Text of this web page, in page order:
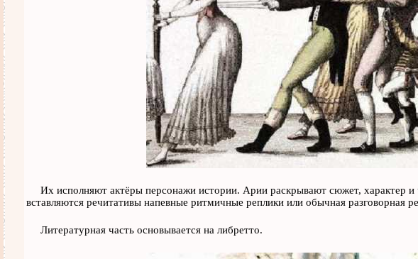
Их исполняют актёры персонажи истории. Арии раскрывают сюжет, характер и
вставляются речитативы напевные ритмичные реплики или обычная разговорная
Литературная часть основывается на либретто.